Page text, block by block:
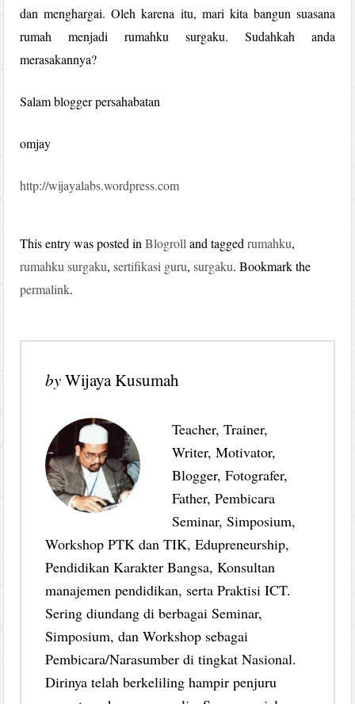
dan menghargai. Oleh karena itu, mari kita bangun suasana
rumah menjadi rumahku surgaku. Sudahkah anda
merasakannya?
Salam blogger persahabatan
omjay
http://wijayalabs.wordpress.com
This entry was posted inBlogrolland taggedrumahku,
rumahku surgaku,sertifikasi guru,surgaku. Bookmark the
permalink.
byWijaya Kusumah
Teacher, Trainer,
Writer, Motivator,
Blogger, Fotografer,
Father, Pembicara
Seminar, Simposium,
Workshop PTK dan TIK, Edupreneurship,
Pendidikan Karakter Bangsa, Konsultan
manajemen pendidikan, serta Praktisi ICT.
Sering diundang di berbagai Seminar,
Simposium, dan Workshop sebagai
Pembicara/Narasumber di tingkat Nasional.
Dirinya telah berkeliling hampir penjuru